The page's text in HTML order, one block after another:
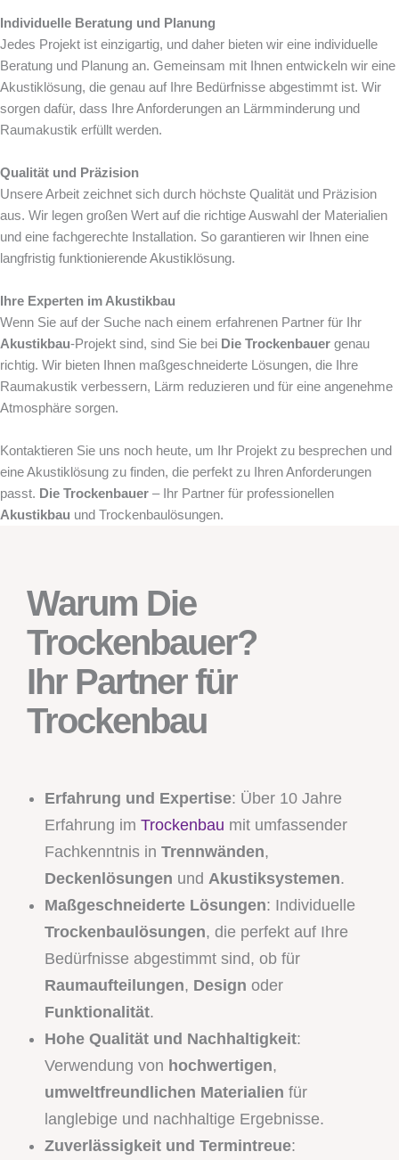
Individuelle Beratung und Planung
Jedes Projekt ist einzigartig, und daher bieten wir eine individuelle
Beratung und Planung an. Gemeinsam mit Ihnen entwickeln wir eine
Akustiklösung, die genau auf Ihre Bedürfnisse abgestimmt ist. Wir
sorgen dafür, dass Ihre Anforderungen an Lärmminderung und
Raumakustik erfüllt werden.
Qualität und Präzision
Unsere Arbeit zeichnet sich durch höchste Qualität und Präzision
aus. Wir legen großen Wert auf die richtige Auswahl der Materialien
und eine fachgerechte Installation. So garantieren wir Ihnen eine
langfristig funktionierende Akustiklösung.
Ihre Experten im Akustikbau
Wenn Sie auf der Suche nach einem erfahrenen Partner für Ihr
Akustikbau-Projekt sind, sind Sie bei Die Trockenbauer genau
richtig. Wir bieten Ihnen maßgeschneiderte Lösungen, die Ihre
Raumakustik verbessern, Lärm reduzieren und für eine angenehme
Atmosphäre sorgen.
Kontaktieren Sie uns noch heute, um Ihr Projekt zu besprechen und
eine Akustiklösung zu finden, die perfekt zu Ihren Anforderungen
passt. Die Trockenbauer – Ihr Partner für professionellen
Akustikbau und Trockenbaulösungen.
Warum Die
Trockenbauer?
Ihr Partner für
Trockenbau
Erfahrung und Expertise: Über 10 Jahre
Erfahrung im Trockenbau mit umfassender
Fachkenntnis in Trennwänden,
Deckenlösungen und Akustiksystemen.
Maßgeschneiderte Lösungen: Individuelle
Trockenbaulösungen, die perfekt auf Ihre
Bedürfnisse abgestimmt sind, ob für
Raumaufteilungen, Design oder
Funktionalität.
Hohe Qualität und Nachhaltigkeit:
Verwendung von hochwertigen,
umweltfreundlichen Materialien für
langlebige und nachhaltige Ergebnisse.
Zuverlässigkeit und Termintreue: